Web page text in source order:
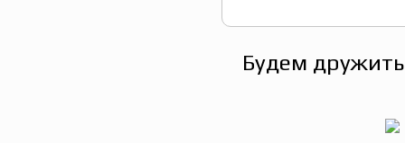
Будем